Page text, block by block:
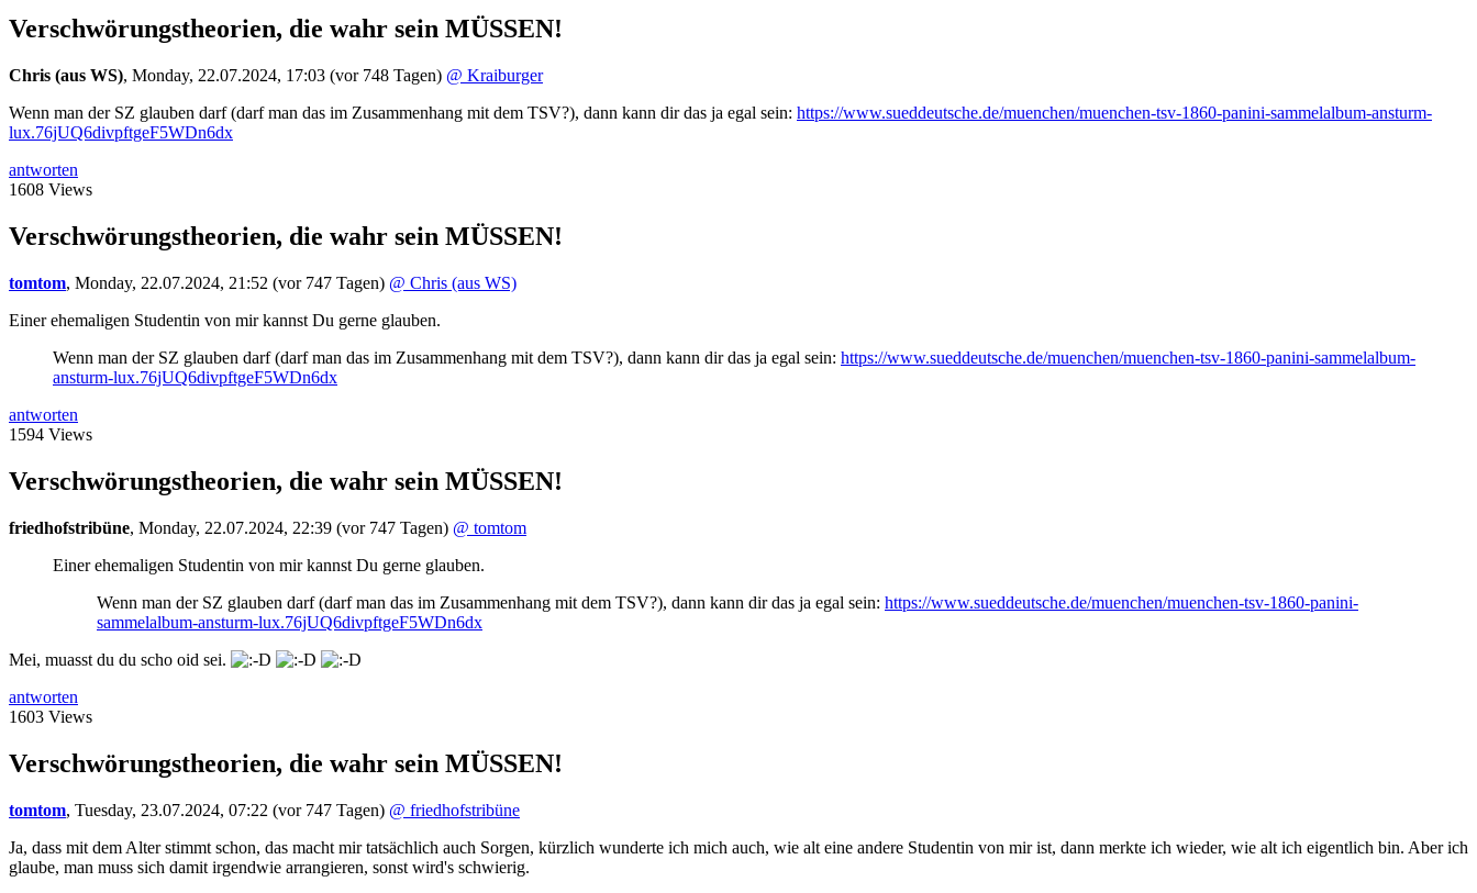
Verschwörungstheorien, die wahr sein MÜSSEN!
Chris (aus WS), Monday, 22.07.2024, 17:03 (vor 748 Tagen) @ Kraiburger
Wenn man der SZ glauben darf (darf man das im Zusammenhang mit dem TSV?), dann kann dir das ja egal sein: https://www.sueddeutsche.de/muenchen/muenchen-tsv-1860-panini-sammelalbum-ansturm-
lux.76jUQ6divpftgeF5WDn6dx
antworten
1608 Views
Verschwörungstheorien, die wahr sein MÜSSEN!
tomtom, Monday, 22.07.2024, 21:52 (vor 747 Tagen) @ Chris (aus WS)
Einer ehemaligen Studentin von mir kannst Du gerne glauben.
Wenn man der SZ glauben darf (darf man das im Zusammenhang mit dem TSV?), dann kann dir das ja egal sein: https://www.sueddeutsche.de/muenchen/muenchen-tsv-1860-panini-sammelalbum-
ansturm-lux.76jUQ6divpftgeF5WDn6dx
antworten
1594 Views
Verschwörungstheorien, die wahr sein MÜSSEN!
friedhofstribüne, Monday, 22.07.2024, 22:39 (vor 747 Tagen) @ tomtom
Einer ehemaligen Studentin von mir kannst Du gerne glauben.
Wenn man der SZ glauben darf (darf man das im Zusammenhang mit dem TSV?), dann kann dir das ja egal sein: https://www.sueddeutsche.de/muenchen/muenchen-tsv-1860-panini-
sammelalbum-ansturm-lux.76jUQ6divpftgeF5WDn6dx
Mei, muasst du du scho oid sei.
antworten
1603 Views
Verschwörungstheorien, die wahr sein MÜSSEN!
tomtom, Tuesday, 23.07.2024, 07:22 (vor 747 Tagen) @ friedhofstribüne
Ja, dass mit dem Alter stimmt schon, das macht mir tatsächlich auch Sorgen, kürzlich wunderte ich mich auch, wie alt eine andere Studentin von mir ist, dann merkte ich wieder, wie alt ich eigentlich bin. Aber ich
glaube, man muss sich damit irgendwie arrangieren, sonst wird's schwierig.